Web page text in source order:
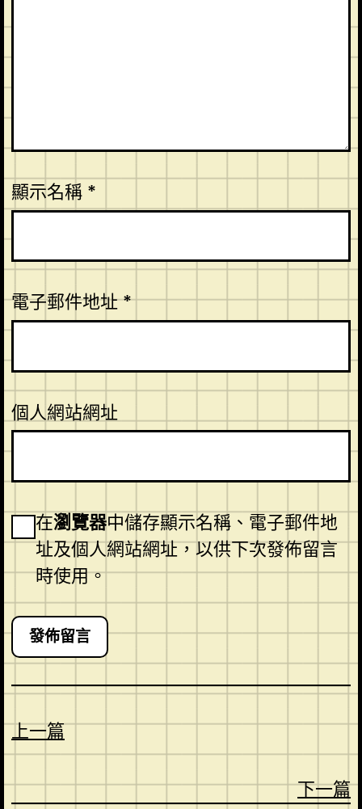
顯示名稱 *
電子郵件地址*
個人網站網址
在瀏覽器中儲存顯示名稱、電子郵件地
址及個人網站網址，以供下次發佈留言
時使用。
上一篇
下一篇